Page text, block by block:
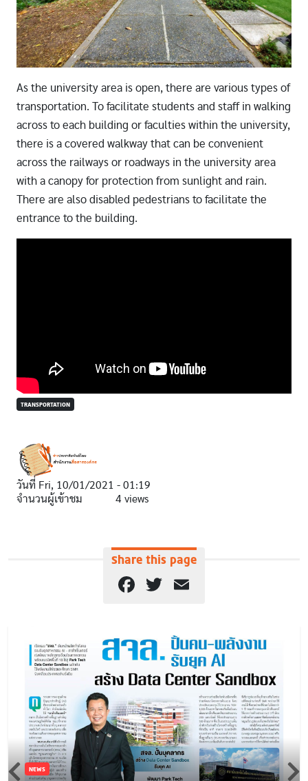
As the university area is open, there are various types of
transportation. To facilitate students and staff in walking
across to each building or faculties within the university,
there is a covered walkway that can be convenient
across the railways or roadways in the university area
with a canopy for protection from sunlight and rain.
There are also disabled pedestrians to facilitate the
entrance to the building.
TRANSPORTATION
วันที่ Fri, 10/01/2021 - 01:19
จำนวนผู้เข้าชม
4 views
Share this page
Facebook
Twitter
NEWS